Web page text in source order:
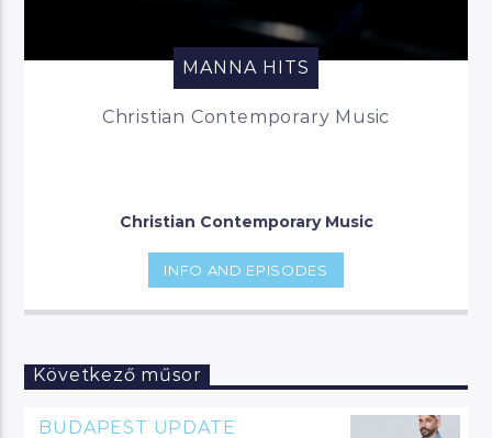
MANNA HITS
Christian Contemporary Music
Christian Contemporary Music
INFO AND EPISODES
Következő műsor
BUDAPEST UPDATE